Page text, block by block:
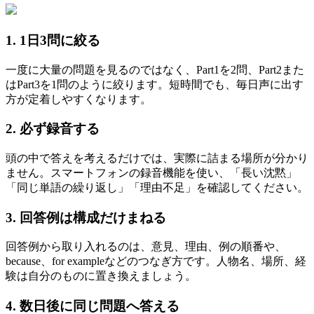
1. 1日3問に絞る
一度に大量の問題を見るのではなく、Part1を2問、Part2また
はPart3を1問のように絞ります。短時間でも、毎日声に出す
方が定着しやすくなります。
2. 必ず録音する
頭の中で答えを考えるだけでは、実際に詰まる場所が分かり
ません。スマートフォンの録音機能を使い、「長い沈黙」
「同じ単語の繰り返し」「理由不足」を確認してください。
3. 回答例は構成だけまねる
回答例から取り入れるのは、意見、理由、例の順番や、
because、for exampleなどのつなぎ方です。人物名、場所、経
験は自分のものに置き換えましょう。
4. 数日後に同じ問題へ答える